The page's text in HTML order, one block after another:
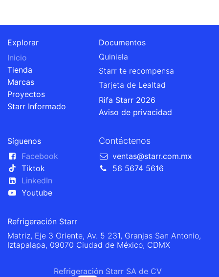
Explorar
Inicio
Tienda
Marcas
Proyectos
Starr Informado
Documentos
Quiniela
Starr te recompensa
Tarjeta de Lealtad
Rifa Starr 2026
Aviso de privacidad
Síguenos
Facebook
Tiktok
LinkedIn
Youtube
Contáctenos
ventas@starr.com.mx
56 5674 5616
Refrigeración Starr
Matriz, Eje 3 Oriente, Av. 5 231, Granjas San Antonio,
Iztapalapa, 09070 Ciudad de México, CDMX
Refrigeración Starr SA de CV